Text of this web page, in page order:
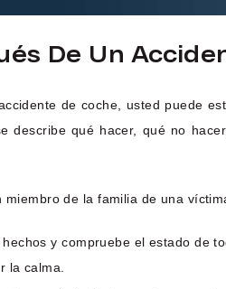
De Un
de coche, usted puede
describe qué hacer, qué no
de la familia de una
y compruebe el estado de
la calma.